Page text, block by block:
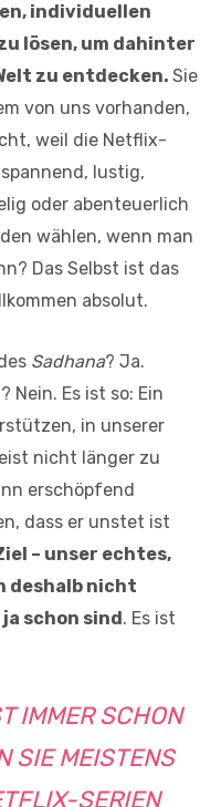
individuellen
lösen, um dahinter
zu entdecken. Sie
von uns vorhanden,
weil die Netflix-
lustig,
oder abenteuerlich
wählen, wenn man
Das Selbst ist das
absolut.
Sadhana? Ja.
Nein. Es ist so: Ein
in unserer
nicht länger zu
erschöpfend
dass er unstet ist
– unser echtes,
deshalb nicht
schon sind . Es ist
IMMER SCHON
SIE MEISTENS
SERIEN